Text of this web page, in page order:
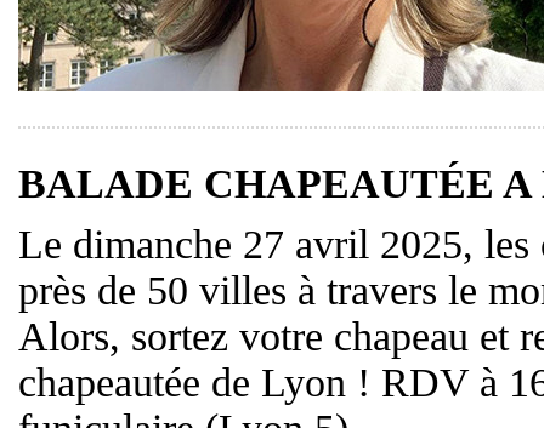
BALADE CHAPEAUTÉE A
Le dimanche 27 avril 2025, les
près de 50 villes à travers le
Alors, sortez votre chapeau et
chapeautée de Lyon ! RDV à